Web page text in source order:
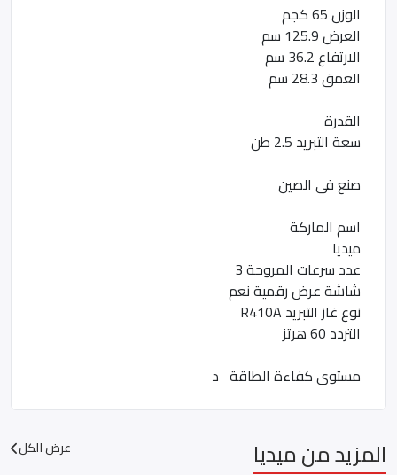
الوزن 65 كجم
العرض 125.9 سم
الارتفاع 36.2 سم
العمق 28.3 سم
القدرة
سعة التبريد 2.5 طن
صنع فى الصين
اسم الماركة
ميديا
عدد سرعات المروحة 3
شاشة عرض رقمية نعم
نوع غاز التبريد R410A
التردد 60 هرتز
مستوى كفاءة الطاقة د
المزيد من ميديا عرض الكل